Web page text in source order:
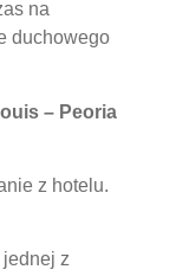
na
duchowego
– Peoria
z hotelu.
z